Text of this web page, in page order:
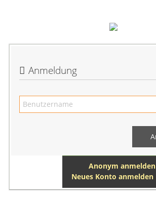
Anmeldung
Anonym anmelden
Neues Konto anmelden